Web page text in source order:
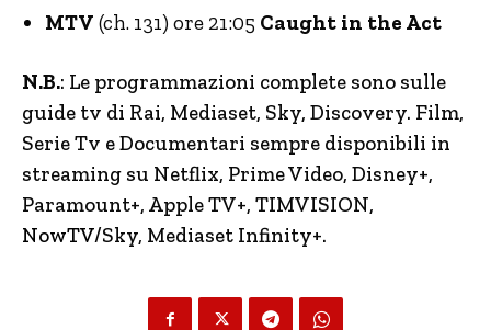
MTV (ch. 131) ore 21:05 Caught in the Act
N.B.: Le programmazioni complete sono sulle
guide tv di Rai, Mediaset, Sky, Discovery. Film,
Serie Tv e Documentari sempre disponibili in
streaming su Netflix, Prime Video, Disney+,
Paramount+, Apple TV+, TIMVISION,
NowTV/Sky, Mediaset Infinity+.